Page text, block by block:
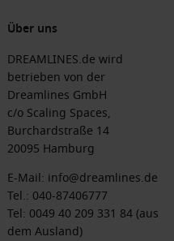
Über uns
DREAMLINES.de wird
betrieben von der
Dreamlines GmbH
c/o Scaling Spaces,
Burchardstraße 14
20095 Hamburg
E-Mail: info@dreamlines.de
Tel.: 040-87406777
Tel: 0049 40 209 331 84 (aus
dem Ausland)